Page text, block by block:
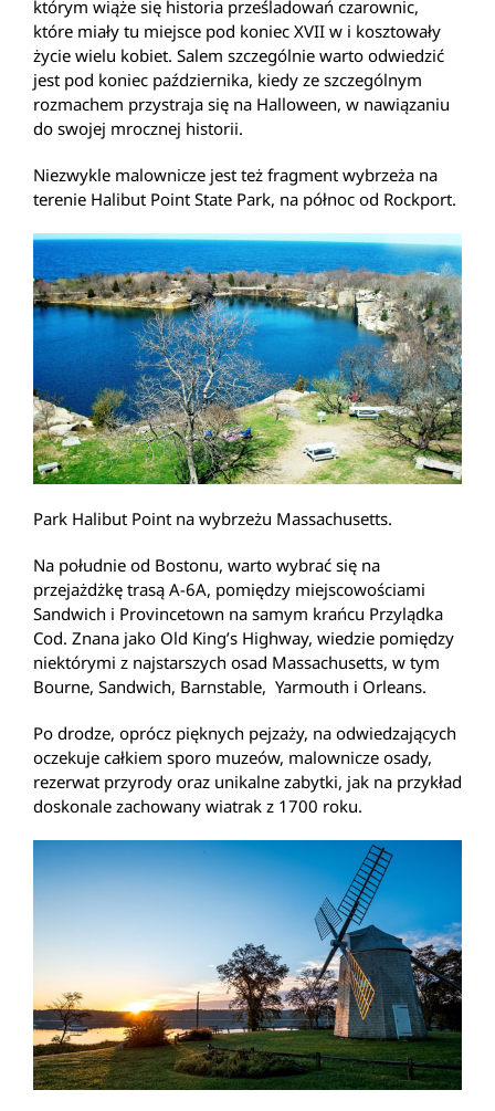
którym wiąże się historia prześladowań czarownic,
które miały tu miejsce pod koniec XVII w i kosztowały
życie wielu kobiet. Salem szczególnie warto odwiedzić
jest pod koniec października, kiedy ze szczególnym
rozmachem przystraja się na Halloween, w nawiązaniu
do swojej mrocznej historii.
Niezwykle malownicze jest też fragment wybrzeża na
terenie Halibut Point State Park, na północ od Rockport.
Park Halibut Point na wybrzeżu Massachusetts.
Na południe od Bostonu, warto wybrać się na
przejażdżkę trasą A-6A, pomiędzy miejscowościami
Sandwich i Provincetown na samym krańcu Przylądka
Cod. Znana jako Old King’s Highway, wiedzie pomiędzy
niektórymi z najstarszych osad Massachusetts, w tym
Bourne, Sandwich, Barnstable, Yarmouth i Orleans.
Po drodze, oprócz pięknych pejzaży, na odwiedzających
oczekuje całkiem sporo muzeów, malownicze osady,
rezerwat przyrody oraz unikalne zabytki, jak na przykład
doskonale zachowany wiatrak z 1700 roku.